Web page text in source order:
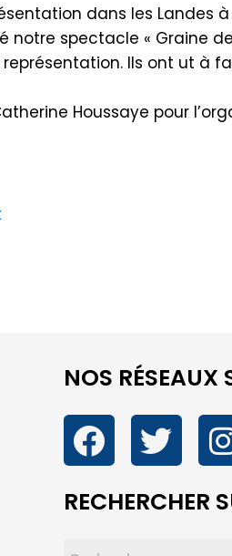
dans les Landes
spectacle « Graine
Ils ont ut à
Houssaye pour
NOS RÉSEAUX
RECHERCHER